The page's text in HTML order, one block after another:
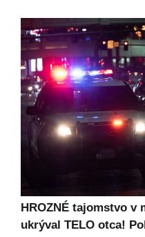
HROZNÉ tajomstvo v
ukrýval TELO otca!